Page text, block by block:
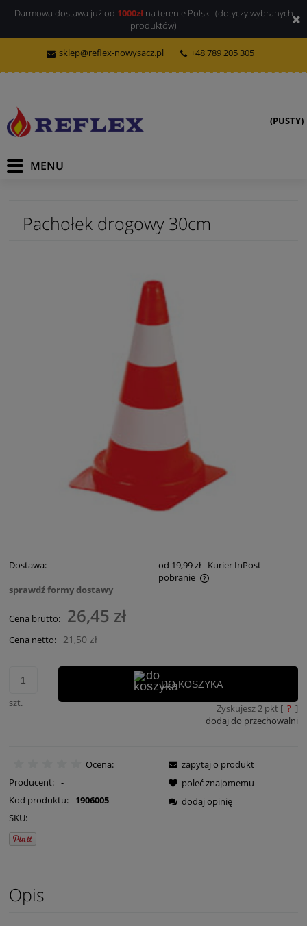
Darmowa dostawa już od 1000złna terenie Polski! (dotyczy wybranych
produktów)
sklep@reflex-nowysacz.pl +48 789 205 305
(PUSTY)
Pachołek drogowy 30cm
Dostawa: od 19,99 zł- Kurier InPost
pobranie
Cena nie zawiera ewentualnych kosztów płatności
sprawdź formy dostawy
Cena brutto: 26,45 zł
Cena netto: 21,50 zł
szt.
DO KOSZYKA
Zyskujesz2pkt [ ? ]
dodaj do przechowalni
Ocena:
Producent: -
Kod produktu:
1906005
SKU:
zapytaj o produkt
poleć znajomemu
dodaj opinię
Opis